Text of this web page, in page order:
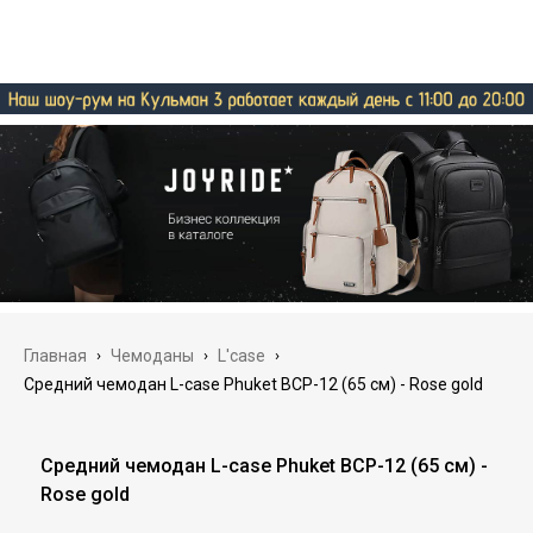
Главная › Чемоданы › L'case ›
Средний чемодан L-case Phuket BCP-12 (65 см) - Rose gold
Средний чемодан L-case Phuket BCP-12 (65 см) -
Rose gold